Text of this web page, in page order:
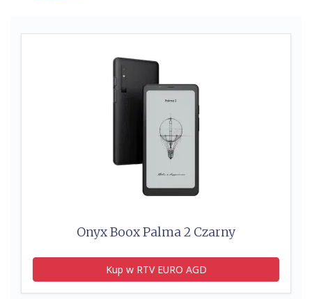
Onyx Boox Palma 2 Czarny
Kup w RTV EURO AGD